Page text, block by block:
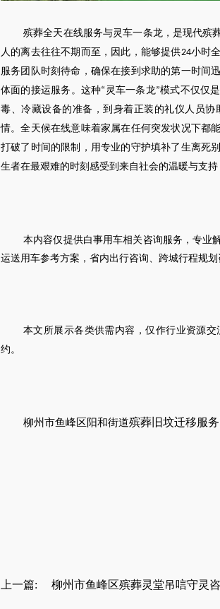
殡葬全天在线服务与灵车一条龙，是现代殡
人的离去往往不期而至，因此，能够提供24小时
服务团队时刻待命，确保在接到求助的第一时间
体面的接运服务。这种“ 灵车一条龙”模式不仅仅
毒、冷藏设备的准备，到身着正装的礼仪人员
情。全天候在线意味着家属在任何突发状况下都
打破了时间的限制，用专业的守护填补了生离死
生者在最艰难的时刻感受到来自社会的温暖与支
本内容仅提供白事用车相关咨询服务，专业
运送用车参考方案，省内出行咨询、跨城行程规划
本文所展示各类供需内容，仅作行业资源
约。
柳州市鱼峰区阳和街道殡葬旧坟迁移服
上一篇: 柳州市鱼峰区殡葬灵堂吊唁守灵